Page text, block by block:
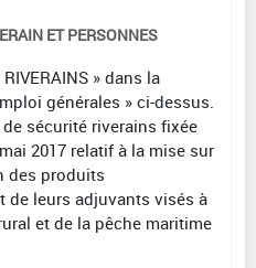
ET PERSONNES
» dans la
générales » ci-dessus.
sécurité riverains fixée
2017 relatif à la mise sur
des produits
de leurs adjuvants visés à
et de la pêche maritime